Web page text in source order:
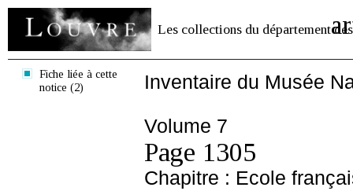
Les collections du département des
Fiche liée à cette
notice (2)
Inventaire du Musée
Volume 7
Page 1305
Chapitre : Ecole